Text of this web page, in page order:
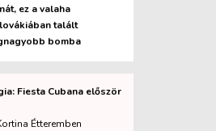
ez a valaha
talált
bomba
Fiesta Cubana először
Étteremben